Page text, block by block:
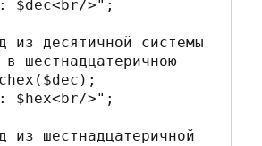
$dec<br/>";
из десятичной системы
в шестнадцатеричною
$hex<br/>";
из шестнадцатеричной